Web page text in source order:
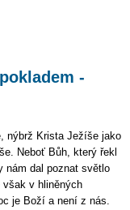
-
nýbrž Krista Ježíše jako
Neboť Bůh, který řekl
nám dal poznat světlo
však v hliněných
je Boží a není z nás.